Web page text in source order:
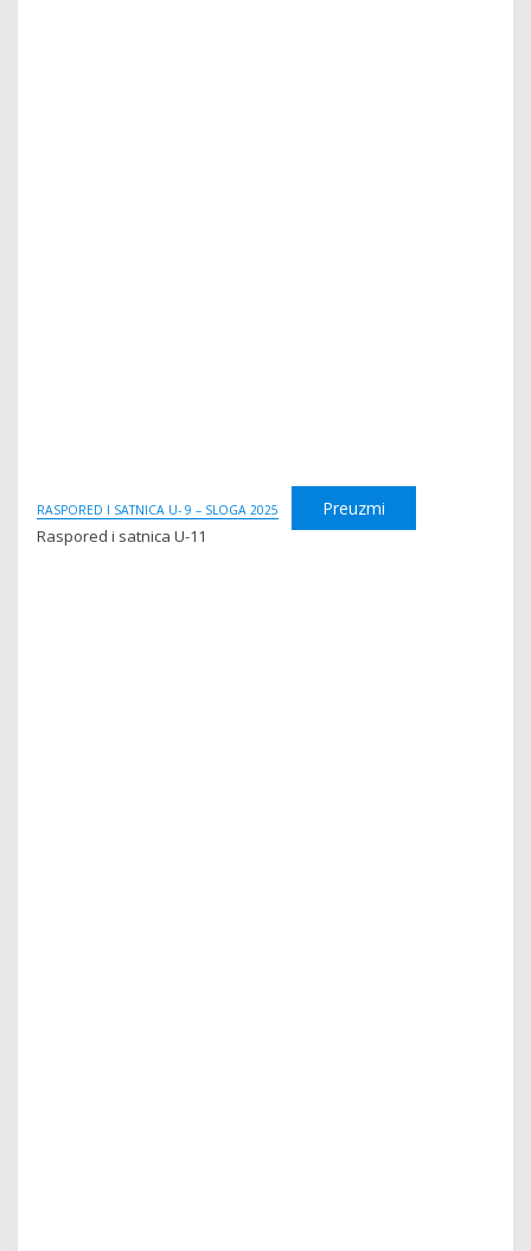
RASPORED I SATNICA U- 9 – SLOGA 2025 Preuzmi
Raspored i satnica U-11